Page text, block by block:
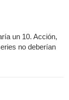
un 10. Acción,
no deberían